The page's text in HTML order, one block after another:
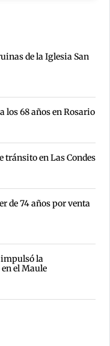
de la Iglesia San
los 68 años en Rosario
tránsito en Las Condes
de 74 años por venta
impulsó la
el Maule